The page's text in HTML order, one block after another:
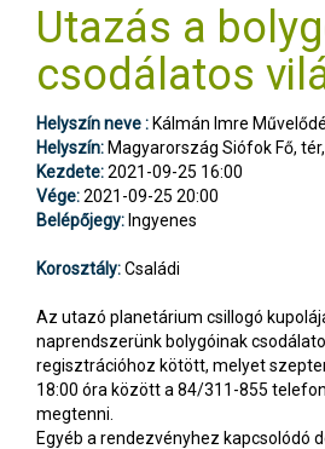
Utazás a
csodálatos
Helyszín neve : Kálmán Imre
Helyszín: Magyarország Siófok Fő, tér,
Kezdete:2021-09-25 16:00
Vége:2021-09-25 20:00
Belépőjegy: Ingyenes
Korosztály:Családi
Az utazó planetárium csillogó
naprendszerünk bolygóinak
regisztrációhoz kötött, melyet
18:00 óra között a 84/311-855
megtenni.
Egyéb a rendezvényhez kapcsolódó